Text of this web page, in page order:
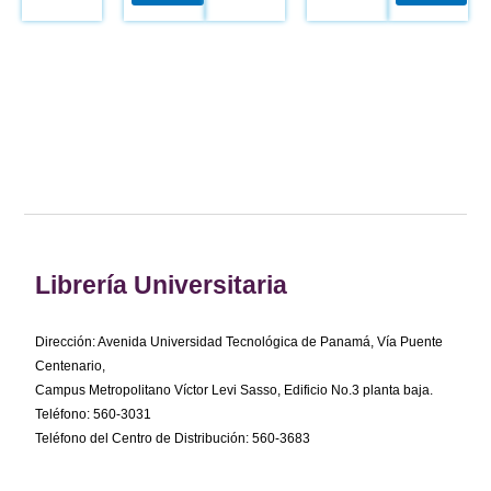
Librería Universitaria
Dirección: Avenida Universidad Tecnológica de Panamá, Vía Puente
Centenario,
Campus Metropolitano Víctor Levi Sasso, Edificio No.3 planta baja.
Teléfono: 560-3031
Teléfono del Centro de Distribución: 560-3683